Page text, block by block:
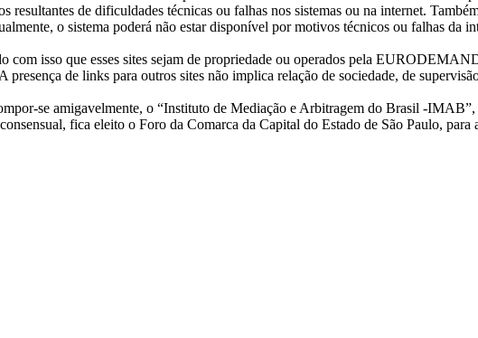
resultantes de dificuldades técnicas ou falhas nos sistemas ou na internet.
o sistema poderá não estar disponível por motivos técnicos ou falhas da
com isso que esses sites sejam de propriedade ou operados pela
presença de links para outros sites não implica relação de sociedade, de
se amigavelmente, o “Instituto de Mediação e Arbitragem do Brasil -
fica eleito o Foro da Comarca da Capital do Estado de São Paulo, para